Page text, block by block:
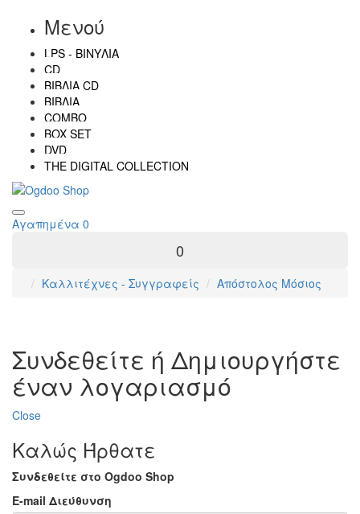
Μενού
LPS - ΒΙΝΎΛΙΑ
CD
ΒΙΒΛΊΑ CD
ΒΙΒΛΊΑ
COMBO
BOX SET
DVD
THE DIGITAL COLLECTION
Αγαπημένα 0
0
Καλλιτέχνες - Συγγραφείς Απόστολος Μόσιος
Συνδεθείτε ή Δημιουργήστε
έναν λογαριασμό
Close
Καλώς Ήρθατε
Συνδεθείτε στο Ogdoo Shop
E-mail Διεύθυνση